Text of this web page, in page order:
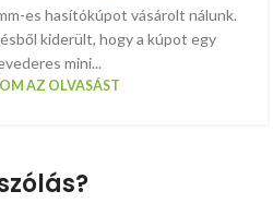
es hasítókúpot vásárolt nálunk.
kiderült, hogy a kúpot egy
mini...
AZ OLVASÁST